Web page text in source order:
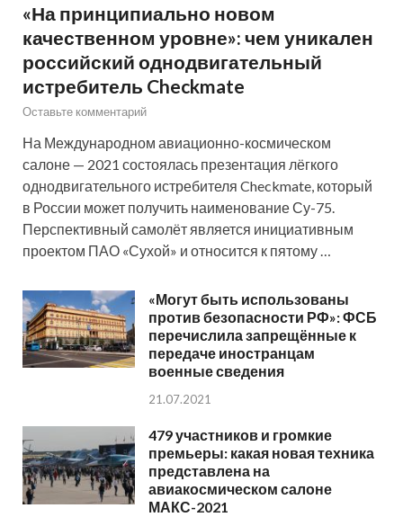
«На принципиально новом
качественном уровне»: чем уникален
российский однодвигательный
истребитель Checkmate
Оставьте комментарий
На Международном авиационно-космическом
салоне — 2021 состоялась презентация лёгкого
однодвигательного истребителя Checkmate, который
в России может получить наименование Су-75.
Перспективный самолёт является инициативным
проектом ПАО «Сухой» и относится к пятому …
«Могут быть использованы
против безопасности РФ»: ФСБ
перечислила запрещённые к
передаче иностранцам
военные сведения
21.07.2021
479 участников и громкие
премьеры: какая новая техника
представлена на
авиакосмическом салоне
МАКС-2021